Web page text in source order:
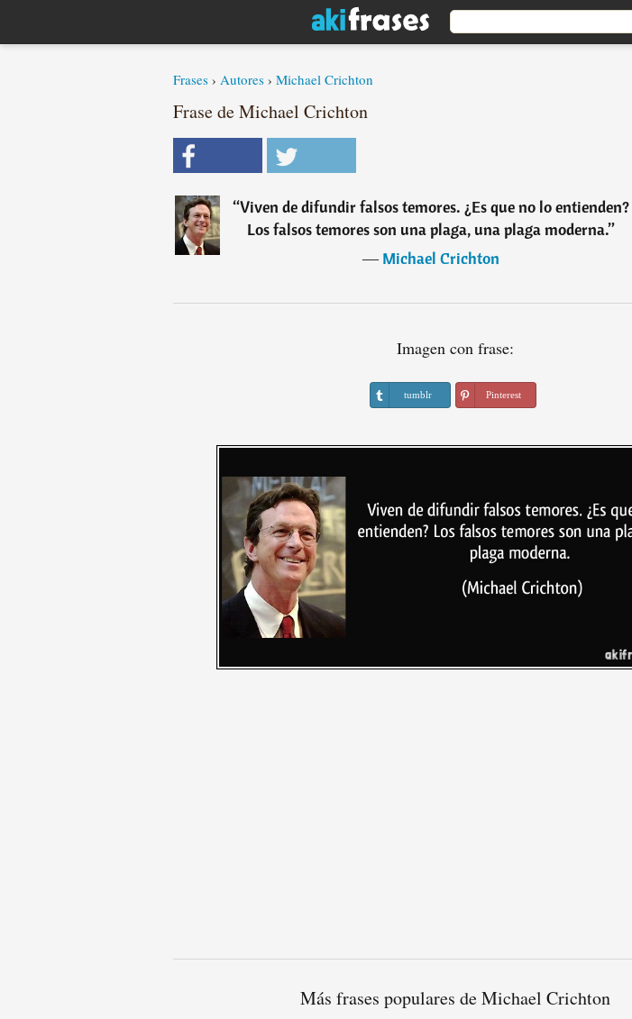
Frases › Autores › Michael Crichton
Frase de Michael Crichton
“Viven de difundir falsos temores. ¿Es que no lo entienden?
Los falsos temores son una plaga, una plaga moderna.”
―Michael Crichton
Imagen con frase:
tumblr Pinterest
Más frases populares de Michael Crichton